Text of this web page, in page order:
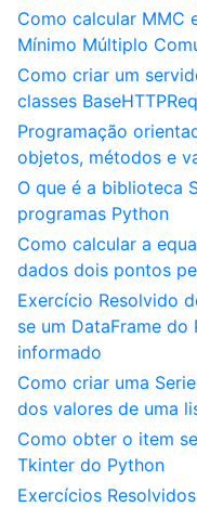
Como calcular MMC
Mínimo Múltiplo
Como criar um
classes
Programação
objetos, métodos e
O que é a biblioteca
programas Python
Como calcular a
dados dois pontos
Exercício Resolvido
se um DataFrame do
informado
Como criar uma
dos valores de uma
Como obter o item
Tkinter do Python
Exercícios